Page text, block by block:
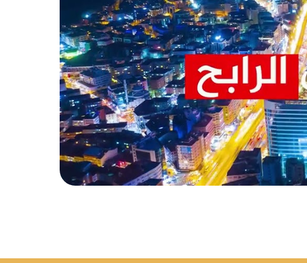
أهم هذه المعالم:
مختلفة من النباتات والحيوانات. تعتبر غابة أيدوس مكاناً مثالياً للتنزه والاستمتاع
والتزلج على الثلج في فصل الشتاء.
والمعدات الجوية. يمكنك في هذا المتحف التعرف
ومناطق لعب للأطفال ومقاهي ومطاعم. يعتبر هذا